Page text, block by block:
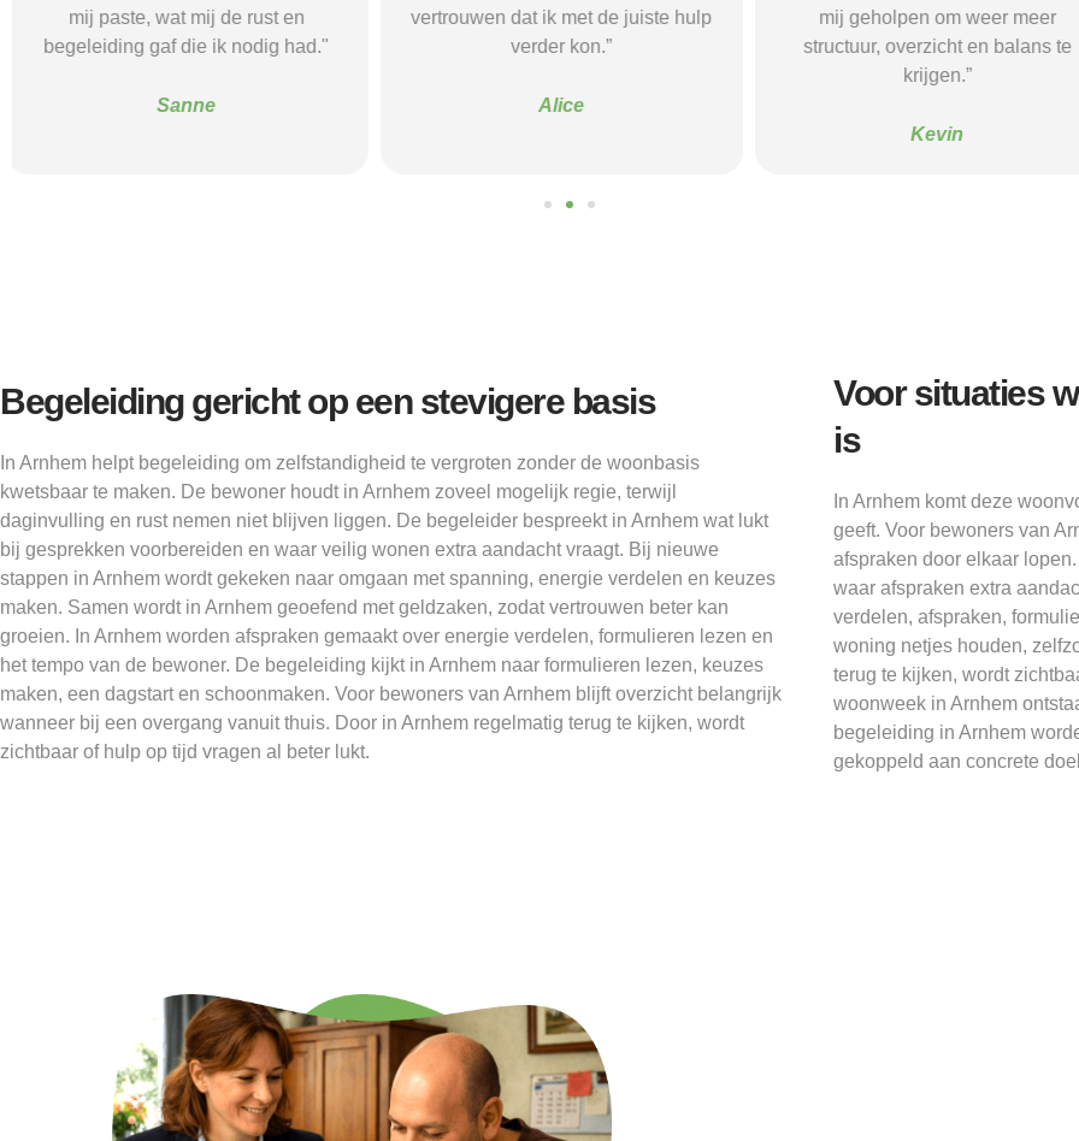
vertrouwen dat ik met de juiste hulp
verder kon.”
Alice
mij geholpen om weer meer
structuur, overzicht en balans te
mij paste, wat mij de rust en
begeleiding gaf die ik nodig had."
Begeleiding gericht op een stevigere basis
In Arnhem helpt begeleiding om zelfstandigheid te vergroten zonder de woonbasis
kwetsbaar te maken. De bewoner houdt in Arnhem zoveel mogelijk regie, terwijl
daginvulling en rust nemen niet blijven liggen. De begeleider bespreekt in Arnhem wat lukt
bij gesprekken voorbereiden en waar veilig wonen extra aandacht vraagt. Bij nieuwe
stappen in Arnhem wordt gekeken naar omgaan met spanning, energie verdelen en keuzes
maken. Samen wordt in Arnhem geoefend met geldzaken, zodat vertrouwen beter kan
groeien. In Arnhem worden afspraken gemaakt over energie verdelen, formulieren lezen en
het tempo van de bewoner. De begeleiding kijkt in Arnhem naar formulieren lezen, keuzes
maken, een dagstart en schoonmaken. Voor bewoners van Arnhem blijft overzicht belangrijk
wanneer bij een overgang vanuit thuis. Door in Arnhem regelmatig terug te kijken, wordt
zichtbaar of hulp op tijd vragen al beter lukt.
Voor situaties
is
In Arnhem komt deze
geeft. Voor bewoners van
afspraken door elkaar
waar afspraken extra
verdelen, afspraken,
woning netjes houden,
terug te kijken, wordt
woonweek in Arnhem
begeleiding in Arnhem
gekoppeld aan concrete